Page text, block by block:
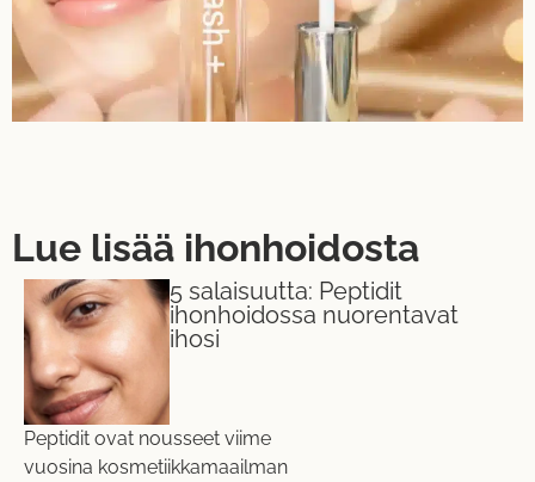
Lue lisää ihonhoidosta
5 salaisuutta: Peptidit
ihonhoidossa nuorentavat
ihosi
Peptidit ovat nousseet viime
vuosina kosmetiikkamaailman